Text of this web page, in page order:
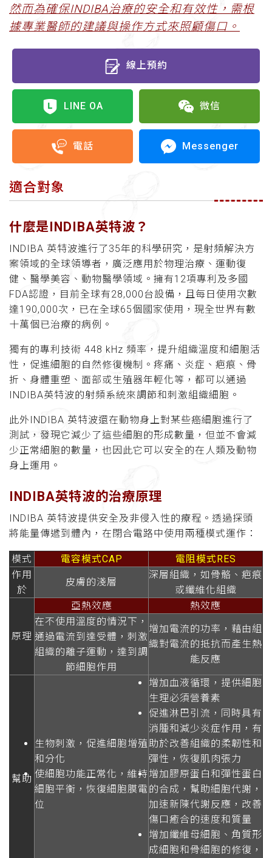
然而為確保INDIBA治療的安全和有效性，需根
據專業醫師的建議與操作方式來照顧傷口。
線上預約
LINE OA 微信
電話 Messenger
適合對象
什麼是INDIBA英特波？
INDIBA 英特波進行了35年的科學研究，是射頻解決方
案領域的全球領導者，廣泛應用於物理治療、運動復
健、醫學美容、動物醫學領域。擁有12項專利及多國
FDA認證，目前全球有28,000台設備，且每日使用次數
達190,000次，已在全球65個國家使用，現全世界有數
十萬個已治療的病例。
獨有的專利技術 448 kHz 頻率，提升組織溫度和細胞活
性，促進細胞的自然修復機制。疼痛、炎症、疤痕、骨
折、身體重塑、面部或生殖器年輕化等，都可以通過
INDIBA英特波的射頻系統來調節和刺激組織細胞。
此外INDIBA 英特波還在動物身上對某些癌細胞進行了
測試，發現它減少了這些細胞的形成數量，但並不會減
少正常細胞的數量，也因此它可以安全的在人類及動物
身上運用。
INDIBA英特波的治療原理
INDIBA 英特波提供安全及非侵入性的療程。透過探頭
將能量傳遞到體內，在閉合電路中使用兩種模式運作：
模式 電容模式CAP
電阻模式RES
作用
於
皮膚的淺層
深層組織，如骨骼、疤痕
或纖維化組織
原理
亞熱效應
熱效應
在不使用溫度的情況下，
通過電流到達受體，刺激
組織的離子運動，達到調
節細胞作用
增加電流的功率，藉由組
織對電流的抵抗而產生熱
能反應
幫助
生物刺激，促進細胞增殖
和分化
使細胞功能正常化，維持
細胞平衡，恢復細胞膜電
位
增加血液循環，提供細胞
生理必須營養素
促進淋巴引流，同時具有
消腫和減少炎症作用，有
助於改善組織的柔韌性和
彈性，恢復肌肉張力
增加膠原蛋白和彈性蛋白
的合成，幫助細胞代謝，
加速新陳代謝反應，改善
傷口癒合的速度和質量
增加纖維母細胞、角質形
成細胞和骨細胞的修復，